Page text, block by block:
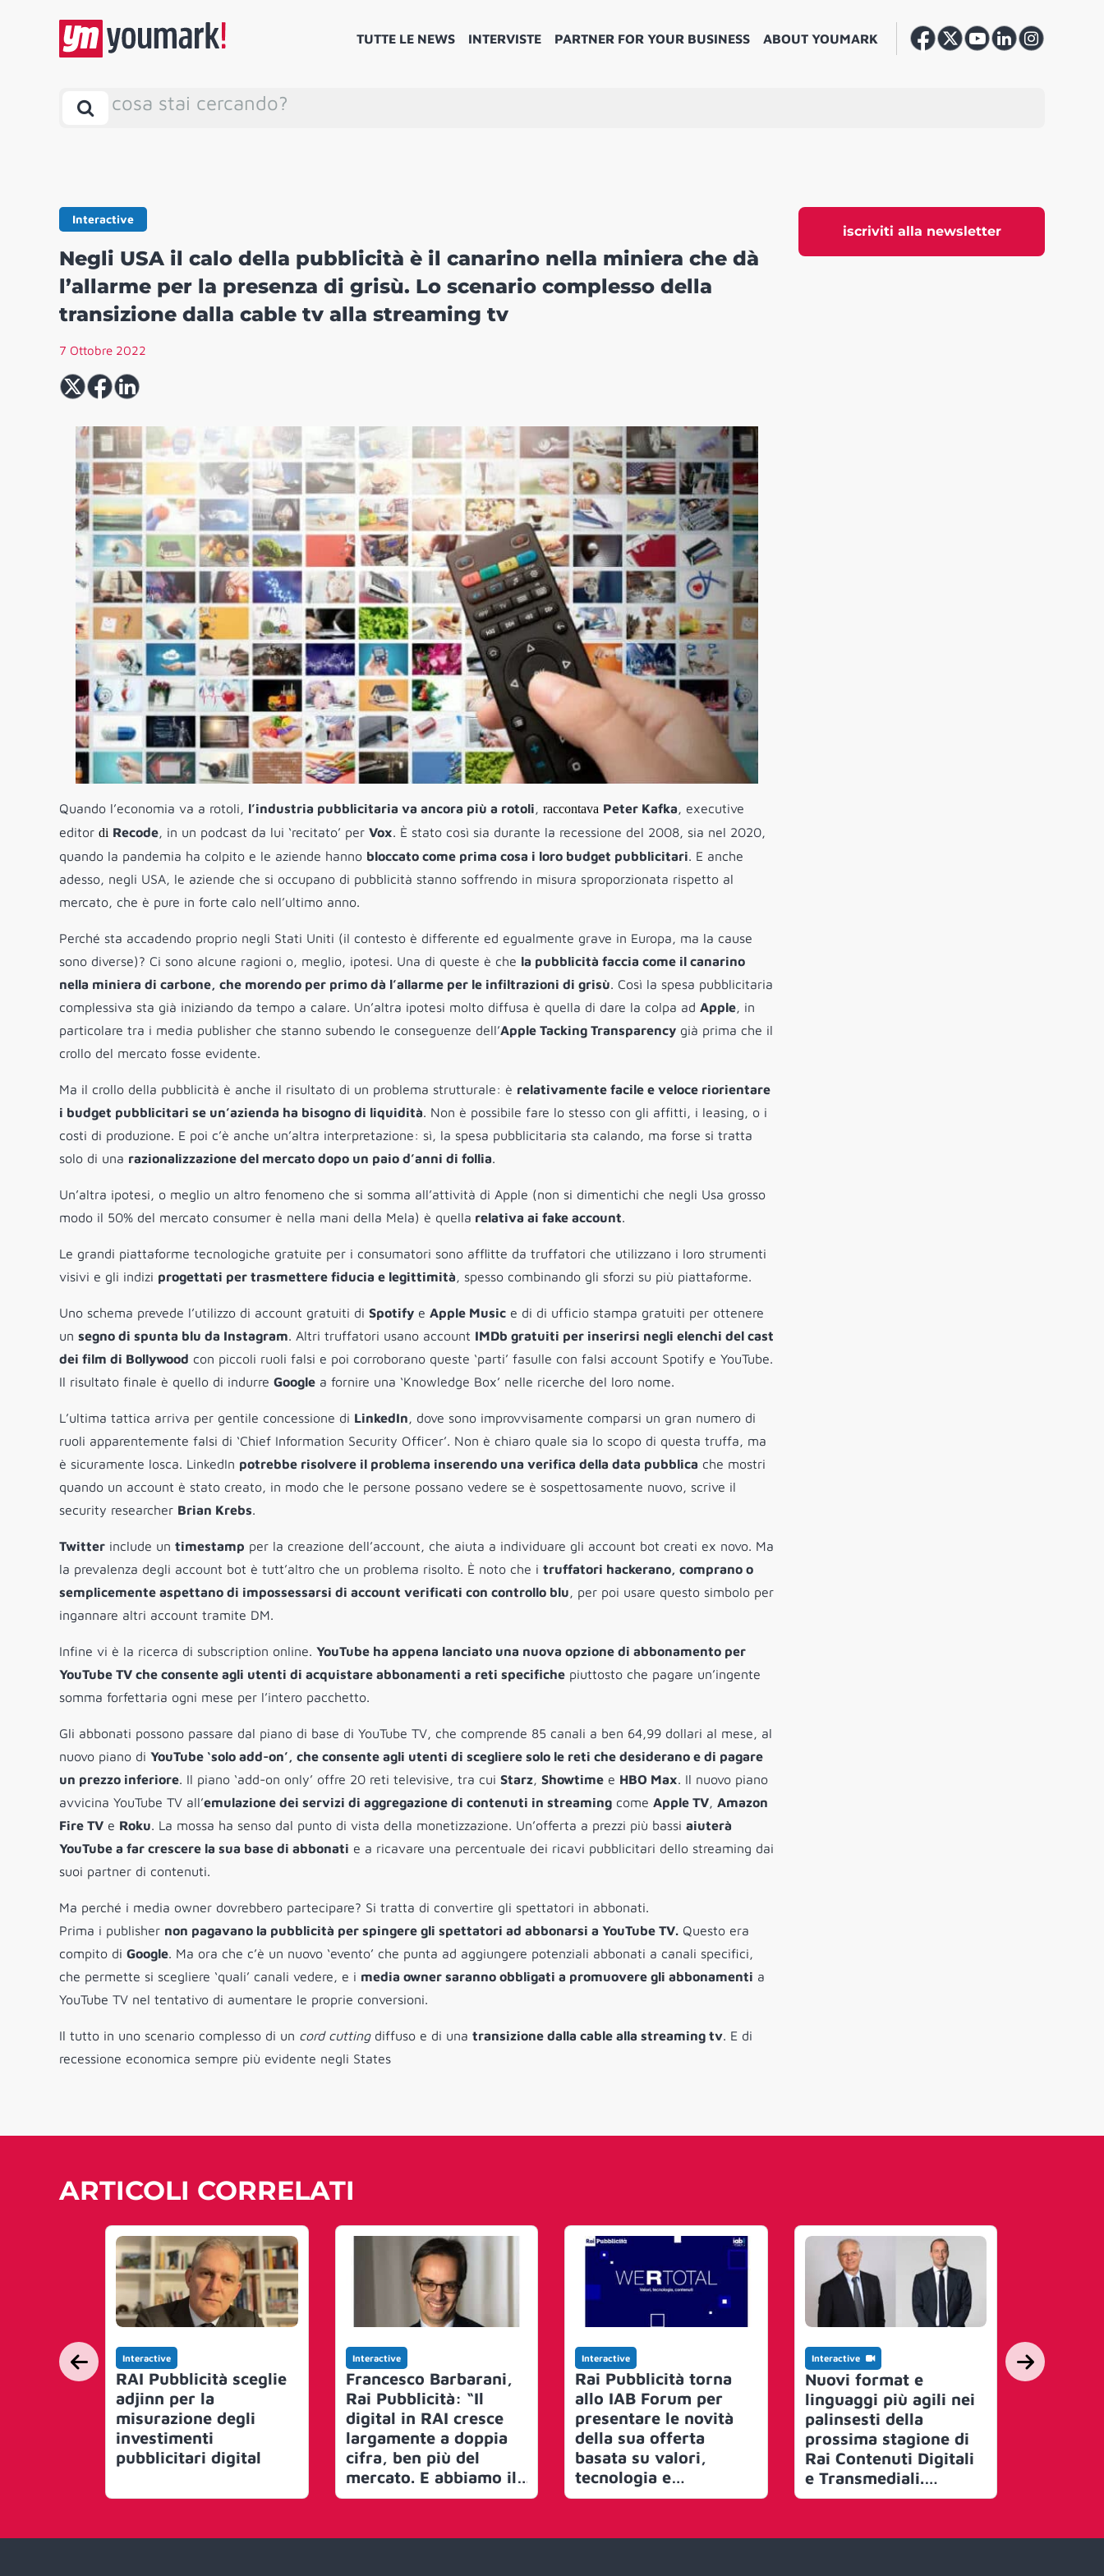
TUTTE LE NEWS INTERVISTE PARTNER FOR YOUR BUSINESS ABOUT YOUMARK
cosa stai cercando?
iscriviti alla newsletter
Interactive
Negli USA il calo della pubblicità è il canarino nella miniera che dà
l’allarme per la presenza di grisù. Lo scenario complesso della
transizione dalla cable tv alla streaming tv
7 Ottobre 2022
Quando l’economia va a rotoli, l’industria pubblicitaria va ancora più a rotoli, raccontava Peter Kafka, executive
editor di Recode, in un podcast da lui ‘recitato’ per Vox. È stato così sia durante la recessione del 2008, sia nel 2020,
quando la pandemia ha colpito e le aziende hanno bloccato come prima cosa i loro budget pubblicitari. E anche
adesso, negli USA, le aziende che si occupano di pubblicità stanno soffrendo in misura sproporzionata rispetto al
mercato, che è pure in forte calo nell’ultimo anno.
Perché sta accadendo proprio negli Stati Uniti (il contesto è differente ed egualmente grave in Europa, ma la cause
sono diverse)? Ci sono alcune ragioni o, meglio, ipotesi. Una di queste è che la pubblicità faccia come il canarino
nella miniera di carbone, che morendo per primo dà l’allarme per le infiltrazioni di grisù. Così la spesa pubblicitaria
complessiva sta già iniziando da tempo a calare. Un’altra ipotesi molto diffusa è quella di dare la colpa ad Apple, in
particolare tra i media publisher che stanno subendo le conseguenze dell’Apple Tacking Transparency già prima che il
crollo del mercato fosse evidente.
Ma il crollo della pubblicità è anche il risultato di un problema strutturale: è relativamente facile e veloce riorientare
i budget pubblicitari se un’azienda ha bisogno di liquidità. Non è possibile fare lo stesso con gli affitti, i leasing, o i
costi di produzione. E poi c’è anche un’altra interpretazione: sì, la spesa pubblicitaria sta calando, ma forse si tratta
solo di una razionalizzazione del mercato dopo un paio d’anni di follia.
Un’altra ipotesi, o meglio un altro fenomeno che si somma all’attività di Apple (non si dimentichi che negli Usa grosso
modo il 50% del mercato consumer è nella mani della Mela) è quella relativa ai fake account.
Le grandi piattaforme tecnologiche gratuite per i consumatori sono afflitte da truffatori che utilizzano i loro strumenti
visivi e gli indizi progettati per trasmettere fiducia e legittimità, spesso combinando gli sforzi su più piattaforme.
Uno schema prevede l’utilizzo di account gratuiti di Spotify e Apple Music e di di ufficio stampa gratuiti per ottenere
un segno di spunta blu da Instagram. Altri truffatori usano account IMDb gratuiti per inserirsi negli elenchi del cast
dei film di Bollywood con piccoli ruoli falsi e poi corroborano queste ‘parti’ fasulle con falsi account Spotify e YouTube.
Il risultato finale è quello di indurre Google a fornire una ‘Knowledge Box’ nelle ricerche del loro nome.
L’ultima tattica arriva per gentile concessione di LinkedIn, dove sono improvvisamente comparsi un gran numero di
ruoli apparentemente falsi di ‘Chief Information Security Officer’. Non è chiaro quale sia lo scopo di questa truffa, ma
è sicuramente losca. LinkedIn potrebbe risolvere il problema inserendo una verifica della data pubblica che mostri
quando un account è stato creato, in modo che le persone possano vedere se è sospettosamente nuovo, scrive il
security researcher Brian Krebs.
Twitter include un timestamp per la creazione dell’account, che aiuta a individuare gli account bot creati ex novo. Ma
la prevalenza degli account bot è tutt’altro che un problema risolto. È noto che i truffatori hackerano, comprano o
semplicemente aspettano di impossessarsi di account verificati con controllo blu, per poi usare questo simbolo per
ingannare altri account tramite DM.
Infine vi è la ricerca di subscription online. YouTube ha appena lanciato una nuova opzione di abbonamento per
YouTube TV che consente agli utenti di acquistare abbonamenti a reti specifiche piuttosto che pagare un’ingente
somma forfettaria ogni mese per l’intero pacchetto.
Gli abbonati possono passare dal piano di base di YouTube TV, che comprende 85 canali a ben 64,99 dollari al mese, al
nuovo piano di YouTube ‘solo add-on’, che consente agli utenti di scegliere solo le reti che desiderano e di pagare
un prezzo inferiore. Il piano ‘add-on only’ offre 20 reti televisive, tra cui Starz, Showtime e HBO Max. Il nuovo piano
avvicina YouTube TV all’emulazione dei servizi di aggregazione di contenuti in streaming come Apple TV, Amazon
Fire TV e Roku. La mossa ha senso dal punto di vista della monetizzazione. Un’offerta a prezzi più bassi aiuterà
YouTube a far crescere la sua base di abbonati e a ricavare una percentuale dei ricavi pubblicitari dello streaming dai
suoi partner di contenuti.
Ma perché i media owner dovrebbero partecipare? Si tratta di convertire gli spettatori in abbonati.
Prima i publisher non pagavano la pubblicità per spingere gli spettatori ad abbonarsi a YouTube TV. Questo era
compito di Google. Ma ora che c’è un nuovo ‘evento’ che punta ad aggiungere potenziali abbonati a canali specifici,
che permette si scegliere ‘quali’ canali vedere, e i media owner saranno obbligati a promuovere gli abbonamenti a
YouTube TV nel tentativo di aumentare le proprie conversioni.
Il tutto in uno scenario complesso di un cord cuttingdiffuso e di una transizione dalla cable alla streaming tv. E di
recessione economica sempre più evidente negli States
ARTICOLI CORRELATI
Interactive
RAI Pubblicità sceglie
adjinn per la
misurazione degli
investimenti
pubblicitari digital
Interactive
Francesco Barbarani,
Rai Pubblicità: “Il
digital in RAI cresce
largamente a doppia
cifra, ben più del
mercato. E abbiamo il
90% degli investitori
tv lineare”
Interactive
Rai Pubblicità torna
allo IAB Forum per
presentare le novità
della sua offerta
basata su valori,
tecnologia e
pianificazione
contenuti
Interactive
Nuovi format e
linguaggi più agili nei
palinsesti della
prossima stagione di
Rai Contenuti Digitali
e Transmediali.
Obiettivo: “Un unico
servizio pubblico”
Interactive
Branca: